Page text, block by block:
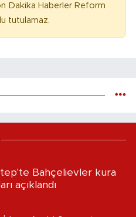
Dakika Haberler Reform
tutulamaz.
Bahçelievler kura
açıklandı